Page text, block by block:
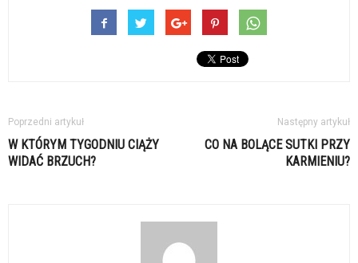
Poprzedni artykuł
W KTÓRYM TYGODNIU CIĄŻY
WIDAĆ BRZUCH?
Następny artykuł
CO NA BOLĄCE SUTKI PRZY
KARMIENIU?